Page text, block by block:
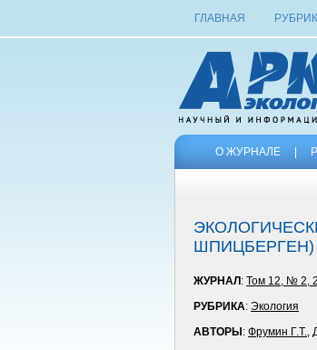
ГЛАВНАЯ
О ЖУРНАЛЕ
ШПИЦБЕРГЕН)
ЖУРНАЛ : Том 12, № 2,
РУБРИКА: Экология
АВТОРЫ : Фрумин Г.Т.,